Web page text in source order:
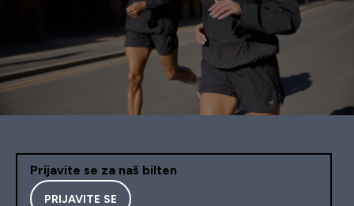
Prijavite se za naš bilten
PRIJAVITE SE